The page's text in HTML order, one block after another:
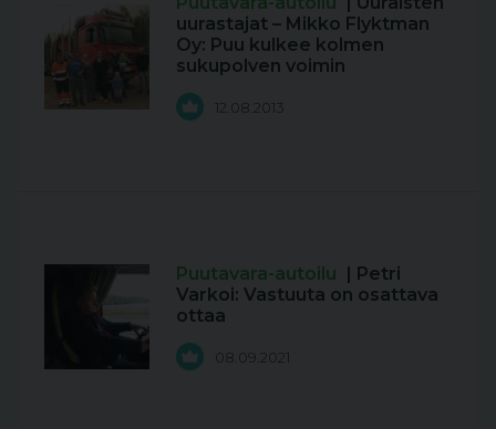
uurastajat – Mikko Flyktman
Oy: Puu kulkee kolmen
sukupolven voimin
12.08.2013
Puutavara-autoilu | Petri
Varkoi: Vastuuta on osattava
ottaa
08.09.2021